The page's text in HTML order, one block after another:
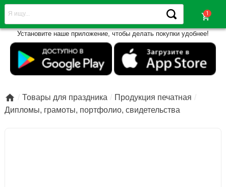
shopping_cart
Установите наше приложение, чтобы делать покупки удобнее!
 Товары для праздника
Продукция печатная
Дипломы, грамоты, портфолио, свидетельства